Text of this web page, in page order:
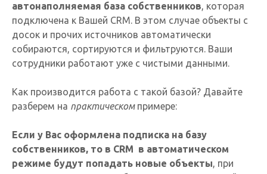
автонаполняемая база собственников, которая
подключена к Вашей CRM. В этом случае объекты с
досок и прочих источников автоматически
собираются, сортируются и фильтруются. Ваши
сотрудники работают уже с чистыми данными.
Как производится работа с такой базой? Давайте
разберем на практическомпримере:
Если у Вас оформлена подписка на базу
собственников, то в CRM в автоматическом
режиме будут попадать новые объекты, при